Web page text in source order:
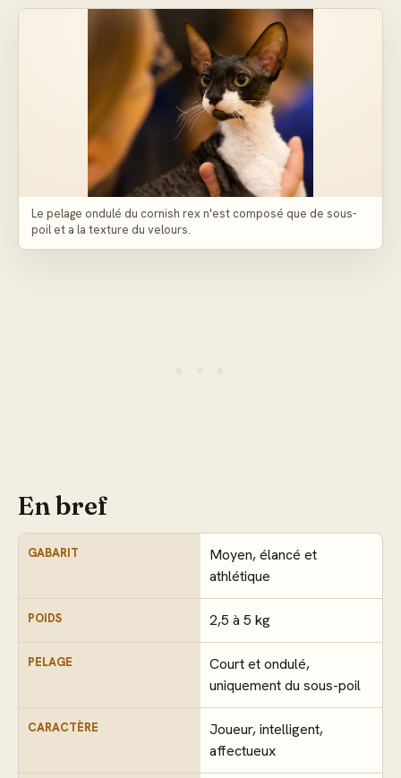
Le pelage ondulé du cornish rex n'est composé que de sous-
poil et a la texture du velours.
En bref
GABARIT
Moyen, élancé et
athlétique
POIDS 2,5 à 5 kg
PELAGE
Court et ondulé,
uniquement du sous-poil
CARACTÈRE
Joueur, intelligent,
affectueux